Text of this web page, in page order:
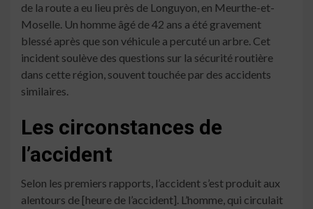
de la route a eu lieu près de Longuyon, en Meurthe-et-
Moselle. Un homme âgé de 42 ans a été gravement
blessé après que son véhicule a percuté un arbre. Cet
incident soulève des questions sur la sécurité routière
dans cette région, souvent touchée par des accidents
similaires.
Les circonstances de
l’accident
Selon les premiers rapports, l’accident s’est produit aux
alentours de [heure de l’accident]. L’homme, qui circulait